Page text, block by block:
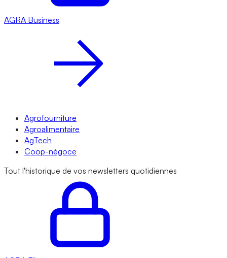
AGRA Business
Agrofourniture
Agroalimentaire
AgTech
Coop-négoce
Tout l'historique de vos newsletters quotidiennes